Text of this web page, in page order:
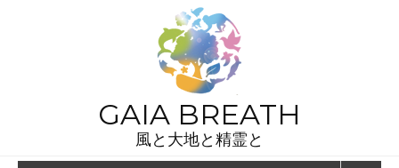
GAIA BREATH
風と大地と精霊と